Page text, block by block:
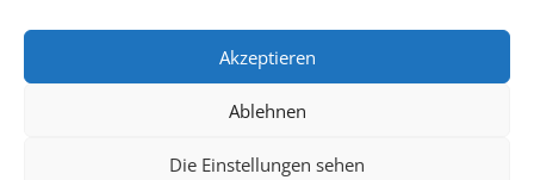
Akzeptieren
Ablehnen
Die Einstellungen sehen
Powered by Wordpress / Designed by Divi